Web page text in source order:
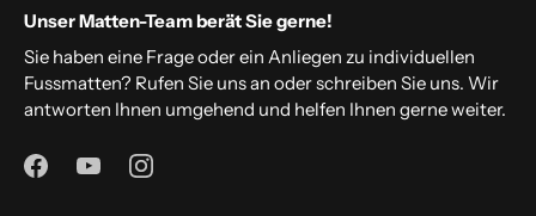
Unser Matten-Team berät Sie gerne!
Sie haben eine Frage oder ein Anliegen zu individuellen
Fussmatten? Rufen Sie uns an oder schreiben Sie uns. Wir
antworten Ihnen umgehend und helfen Ihnen gerne weiter.